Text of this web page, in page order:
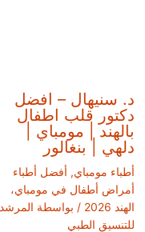
د. سنيهال – افضل
دكتور قلب اطفال
بالهند | مومباي |
دلهي | بنغالور
أطباء مومباي, أفضل أطباء
أمراض أطفال في مومباي،
الهند 2026
/ بواسطة المرشد
للتنسيق الطبي